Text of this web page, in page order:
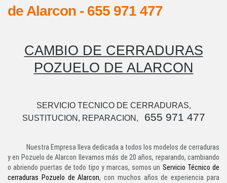
de Alarcon - 655 971 477
CAMBIO DE CERRADURAS
POZUELO DE ALARCON
SERVICIO TECNICO DE CERRADURAS,
SUSTITUCION, REPARACION,
655 971 477
Nuestra Empresa lleva dedicada a todos los modelos de cerraduras
y en Pozuelo de Alarcon llevamos más de 20 años, reparando, cambiando
o abriendo puertas de todo tipo y marcas, somos un Servicio Técnico de
cerraduras Pozuelo de Alarcon, con muchos años de experiencia para